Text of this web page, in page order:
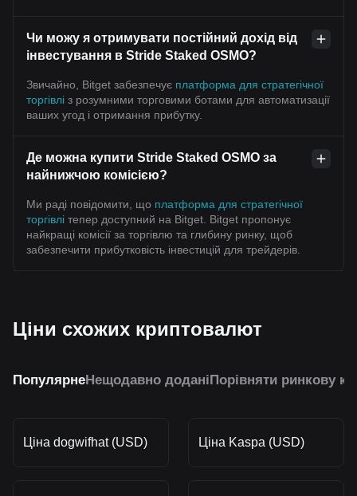
Чи можу я отримувати постійний дохід від
інвестування в Stride Staked OSMO?
Звичайно, Bitget забезпечує платформа для стратегічної
торгівлі з розумними торговими ботами для автоматизації
ваших угод і отримання прибутку.
Де можна купити Stride Staked OSMO за
найнижчою комісією?
Ми раді повідомити, що платформа для стратегічної
торгівлі тепер доступний на Bitget. Bitget пропонує
найкращі комісії за торгівлю та глибину ринку, щоб
забезпечити прибутковість інвестицій для трейдерів.
Ціни схожих криптовалют
ПопулярнеНещодавно доданіПорівняти ринкову
Ціна dogwifhat (USD) Ціна Kaspa (USD)